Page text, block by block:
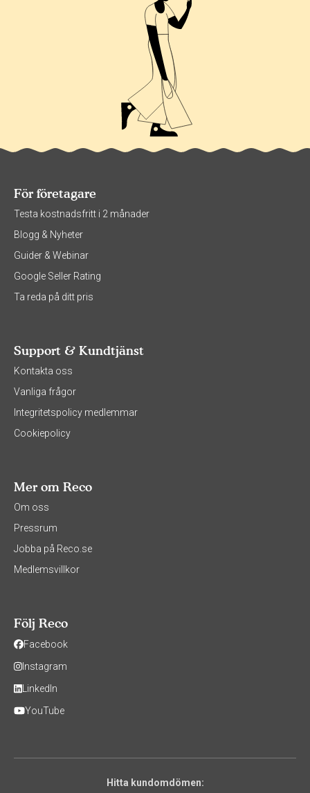
För företagare
Testa kostnadsfritt i 2 månader
Blogg & Nyheter
Guider & Webinar
Google Seller Rating
Ta reda på ditt pris
Support & Kundtjänst
Kontakta oss
Vanliga frågor
Integritetspolicy medlemmar
Cookiepolicy
Mer om Reco
Om oss
Pressrum
Jobba på Reco.se
Medlemsvillkor
Följ Reco
Facebook
Instagram
LinkedIn
YouTube
Hitta kundomdömen: